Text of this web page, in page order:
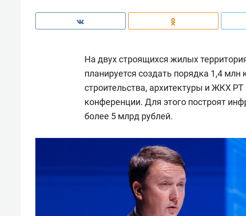
На двух строящихся жилых
планируется создать порядка 1,4
строительства, архитектуры и ЖКХ РТ
конференции. Для этого построят
более 5 млрд рублей.